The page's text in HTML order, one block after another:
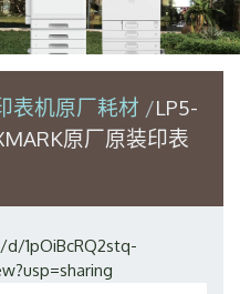
表机原厂耗材
LP5-
原厂原装印表
1pOiBcRQ2stq-